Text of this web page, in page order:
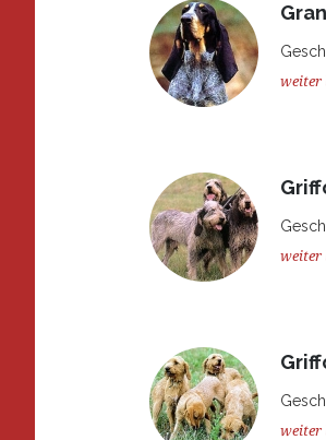
weiter
weiter
weiter